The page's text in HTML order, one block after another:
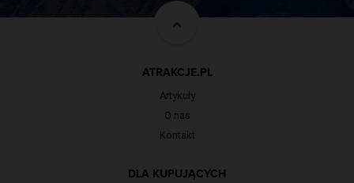
ATRAKCJE.PL
Artykuły
O nas
Kontakt
DLA KUPUJĄCYCH